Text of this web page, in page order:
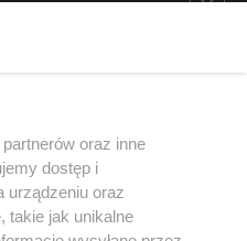
oraz inne
dostęp i
urządzeniu oraz
takie jak unikalne